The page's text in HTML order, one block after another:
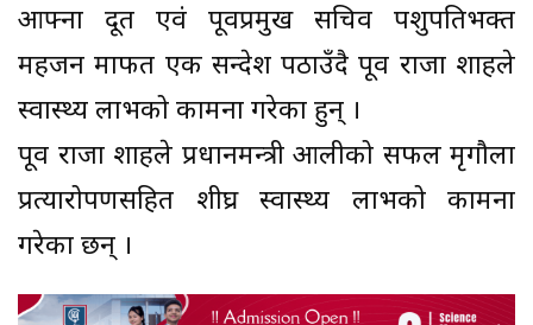
आफ्ना दूत एवं पूर्वप्रमुख सचिव पशुपतिभक्त
महर्जन मार्फत एक सन्देश पठाउँदै पूर्व राजा शाहले
स्वास्थ्य लाभको कामना गरेका हुन् ।
पूर्व राजा शाहले प्रधानमन्त्री आलीको सफल मृगौला
प्रत्यारोपणसहित शीघ्र स्वास्थ्य लाभको कामना
गरेका छन् ।